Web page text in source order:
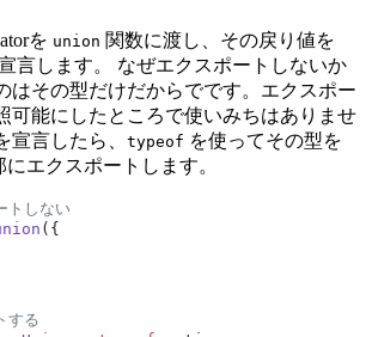
を union 関数に渡し、その戻り値を
言します。 なぜエクスポートしないか
はその型だけだからでです。エクスポー
可能にしたところで使いみちはありませ
宣言したら、 typeof を使ってその型を
エクスポートします。
トしない
({
する